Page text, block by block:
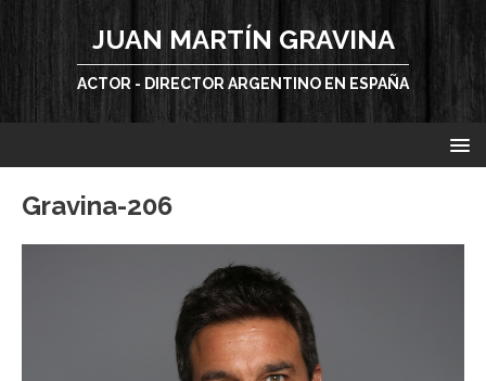
JUAN MARTÍN GRAVINA
ACTOR - DIRECTOR ARGENTINO EN ESPAÑA
Gravina-206